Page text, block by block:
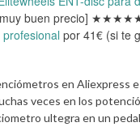
muy buen precio]
por 41€ (si te
en Aliexpress
veces en los
ultegra en un